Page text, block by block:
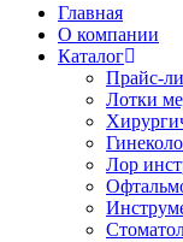
Главная
О компании
Каталог
Прайс-
Лотки
Лор